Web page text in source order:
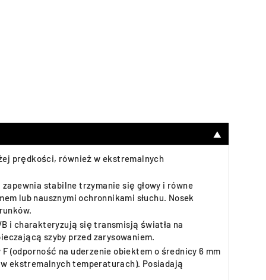
▼
prędkości, również w ekstremalnych
stabilne trzymanie się głowy i równe
lub nausznymi ochronnikami słuchu. Nosek
i charakteryzują się transmisją światła na
szyby przed zarysowaniem.
(odporność na uderzenie obiektem o średnicy 6 mm
ekstremalnych temperaturach). Posiadają